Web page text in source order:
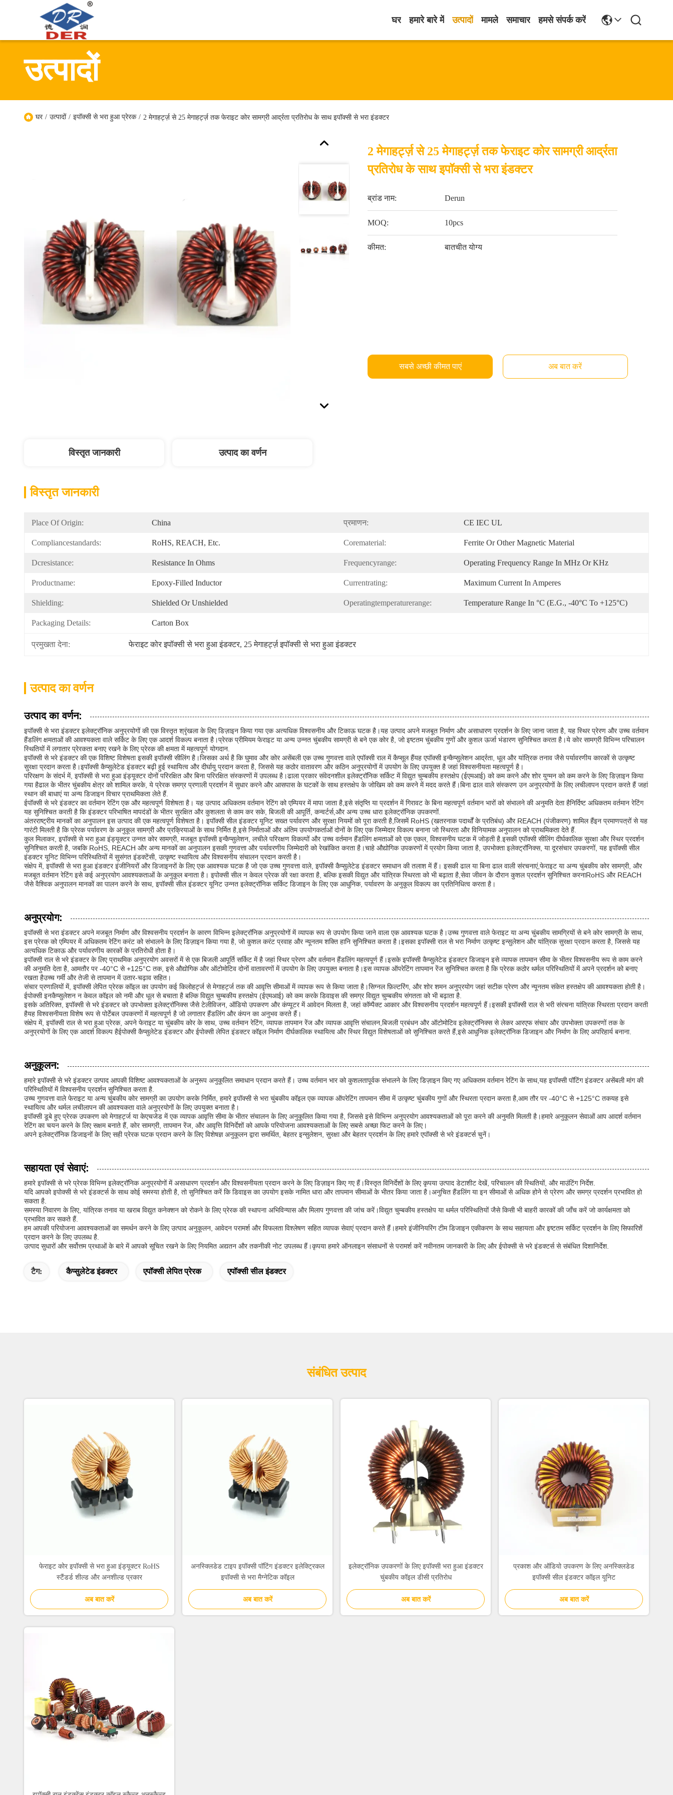
घर हमारे बारे में उत्पादों मामले समाचार हमसे संपर्क करें
उत्पादों
घर / उत्पादों / इपॉक्सी से भरा हुआ प्रेरक / 2 मेगाहर्ट्ज़ से 25 मेगाहर्ट्ज़ तक फेराइट कोर सामग्री आर्द्रता प्रतिरोध के साथ इपॉक्सी से भरा इंडक्टर
2 मेगाहर्ट्ज़ से 25 मेगाहर्ट्ज़ तक फेराइट कोर सामग्री आर्द्रता
प्रतिरोध के साथ इपॉक्सी से भरा इंडक्टर
ब्रांड नाम: Derun
MOQ: 10pcs
कीमत: बातचीत योग्य
सबसे अच्छी कीमत पाएं अब बात करें
विस्तृत जानकारी उत्पाद का वर्णन
विस्तृत जानकारी
Place Of Origin: China प्रमाणन: CE IEC UL
Compliancestandards: RoHS, REACH, Etc. Corematerial: Ferrite Or Other Magnetic Material
Dcresistance: Resistance In Ohms Frequencyrange: Operating Frequency Range In MHz Or KHz
Productname: Epoxy-Filled Inductor Currentrating: Maximum Current In Amperes
Shielding: Shielded Or Unshielded Operatingtemperaturerange: Temperature Range In °C (e.g., -40°C To +125°C)
Packaging Details: Carton Box
प्रमुखता देना: फेराइट कोर इपॉक्सी से भरा हुआ इंडक्टर, 25 मेगाहर्ट्ज़ इपॉक्सी से भरा हुआ इंडक्टर
उत्पाद का वर्णन
उत्पाद का वर्णन:
इपॉक्सी से भरा इंडक्टर इलेक्ट्रॉनिक अनुप्रयोगों की एक विस्तृत श्रृंखला के लिए डिज़ाइन किया गया एक अत्यधिक विश्वसनीय और टिकाऊ घटक है।यह उत्पाद अपने मजबूत निर्माण और असाधारण प्रदर्शन के लिए जाना जाता है, यह स्थिर प्रेरण और उच्च वर्तमान
हैंडलिंग क्षमताओं की आवश्यकता वाले सर्किट के लिए एक आदर्श विकल्प बनाता है।प्रेरक प्रीमियम फेराइट या अन्य उन्नत चुंबकीय सामग्री से बने एक कोर है, जो इष्टतम चुंबकीय गुणों और कुशल ऊर्जा भंडारण सुनिश्चित करता है।ये कोर सामग्री विभिन्न परिचालन
स्थितियों में लगातार प्रेरकता बनाए रखने के लिए प्रेरक की क्षमता में महत्वपूर्ण योगदान.
इपॉक्सी से भरे इंडक्टर की एक विशिष्ट विशेषता इसकी इपॉक्सी सीलिंग है।जिसका अर्थ है कि घुमाव और कोर असेंबली एक उच्च गुणवत्ता वाले एपॉक्सी राल में कैप्सूल हैंयह एपॉक्सी इन्कैप्सुलेशन आर्द्रता, धूल और यांत्रिक तनाव जैसे पर्यावरणीय कारकों से उत्कृष्ट
सुरक्षा प्रदान करता है।इपॉक्सी कैप्सुलेटेड इंडक्टर बढ़ी हुई स्थायित्व और दीर्घायु प्रदान करता है, जिससे यह कठोर वातावरण और कठिन अनुप्रयोगों में उपयोग के लिए उपयुक्त है जहां विश्वसनीयता महत्वपूर्ण है।
परिरक्षण के संदर्भ में, इपॉक्सी से भरा हुआ इंड्यूक्टर दोनों परिरक्षित और बिना परिरक्षित संस्करणों में उपलब्ध है।ढाला प्रकार संवेदनशील इलेक्ट्रॉनिक सर्किट में विद्युत चुम्बकीय हस्तक्षेप (ईएमआई) को कम करने और शोर युग्मन को कम करने के लिए डिज़ाइन किया
गया हैढाल के भीतर चुंबकीय क्षेत्र को शामिल करके, ये प्रेरक समग्र प्रणाली प्रदर्शन में सुधार करने और आसपास के घटकों के साथ हस्तक्षेप के जोखिम को कम करने में मदद करते हैं।बिना ढाल वाले संस्करण उन अनुप्रयोगों के लिए लचीलापन प्रदान करते हैं जहां
स्थान की बाधाएं या अन्य डिजाइन विचार प्राथमिकता लेते हैं.
ईपॉक्सी से भरे इंडक्टर का वर्तमान रेटिंग एक और महत्वपूर्ण विशेषता है। यह उत्पाद अधिकतम वर्तमान रेटिंग को एम्पियर में मापा जाता है,इसे संतृप्ति या प्रदर्शन में गिरावट के बिना महत्वपूर्ण वर्तमान भारों को संभालने की अनुमति देता हैनिर्दिष्ट अधिकतम वर्तमान रेटिंग
यह सुनिश्चित करती है कि इंडक्टर परिभाषित मापदंडों के भीतर सुरक्षित और कुशलता से काम कर सके, बिजली की आपूर्ति, कन्वर्टर्स,और अन्य उच्च धारा इलेक्ट्रॉनिक उपकरणों.
अंतरराष्ट्रीय मानकों का अनुपालन इस उत्पाद की एक महत्वपूर्ण विशेषता है। इपॉक्सी सील इंडक्टर यूनिट सख्त पर्यावरण और सुरक्षा नियमों को पूरा करती है,जिसमें RoHS (खतरनाक पदार्थों के प्रतिबंध) और REACH (पंजीकरण) शामिल हैंइन प्रमाणपत्रों से यह
गारंटी मिलती है कि प्रेरक पर्यावरण के अनुकूल सामग्री और प्रक्रियाओं के साथ निर्मित है,इसे निर्माताओं और अंतिम उपयोगकर्ताओं दोनों के लिए एक जिम्मेदार विकल्प बनाना जो स्थिरता और विनियामक अनुपालन को प्राथमिकता देते हैं.
कुल मिलाकर, इपॉक्सी से भरा हुआ इंड्यूक्टर उन्नत कोर सामग्री, मजबूत इपॉक्सी इन्कैप्सुलेशन, लचीले परिरक्षण विकल्पों और उच्च वर्तमान हैंडलिंग क्षमताओं को एक एकल, विश्वसनीय घटक में जोड़ती है.इसकी एपॉक्सी सीलिंग दीर्घकालिक सुरक्षा और स्थिर प्रदर्शन
सुनिश्चित करती है, जबकि RoHS, REACH और अन्य मानकों का अनुपालन इसकी गुणवत्ता और पर्यावरणीय जिम्मेदारी को रेखांकित करता है।चाहे औद्योगिक उपकरणों में प्रयोग किया जाता है, उपभोक्ता इलेक्ट्रॉनिक्स, या दूरसंचार उपकरणों, यह इपॉक्सी सील
इंडक्टर यूनिट विभिन्न परिस्थितियों में सुसंगत इंडक्टेंसी, उत्कृष्ट स्थायित्व और विश्वसनीय संचालन प्रदान करती है।
संक्षेप में, इपॉक्सी से भरा हुआ इंडक्टर इंजीनियरों और डिजाइनरों के लिए एक आवश्यक घटक है जो एक उच्च गुणवत्ता वाले, इपॉक्सी कैप्सुलेटेड इंडक्टर समाधान की तलाश में हैं। इसकी ढाल या बिना ढाल वाली संरचनाएं,फेराइट या अन्य चुंबकीय कोर सामग्री, और
मजबूत वर्तमान रेटिंग इसे कई अनुप्रयोग आवश्यकताओं के अनुकूल बनाता है। इपोक्सी सील न केवल प्रेरक की रक्षा करता है, बल्कि इसकी विद्युत और यांत्रिक स्थिरता को भी बढ़ाता है,सेवा जीवन के दौरान कुशल प्रदर्शन सुनिश्चित करनाRoHS और REACH
जैसे वैश्विक अनुपालन मानकों का पालन करने के साथ, इपॉक्सी सील इंडक्टर यूनिट उन्नत इलेक्ट्रॉनिक सर्किट डिजाइन के लिए एक आधुनिक, पर्यावरण के अनुकूल विकल्प का प्रतिनिधित्व करता है।
अनुप्रयोग:
इपॉक्सी से भरा इंडक्टर अपने मजबूत निर्माण और विश्वसनीय प्रदर्शन के कारण विभिन्न इलेक्ट्रॉनिक अनुप्रयोगों में व्यापक रूप से उपयोग किया जाने वाला एक आवश्यक घटक है।उच्च गुणवत्ता वाले फेराइट या अन्य चुंबकीय सामग्रियों से बने कोर सामग्री के साथ,
इस प्रेरक को एम्पियर में अधिकतम रेटिंग करंट को संभालने के लिए डिज़ाइन किया गया है, जो कुशल करंट प्रवाह और न्यूनतम शक्ति हानि सुनिश्चित करता है।इसका इपॉक्सी राल से भरा निर्माण उत्कृष्ट इन्सुलेशन और यांत्रिक सुरक्षा प्रदान करता है, जिससे यह
अत्यधिक टिकाऊ और पर्यावरणीय कारकों के प्रतिरोधी होता है।
इपॉक्सी राल से भरे इंडक्टर के लिए प्राथमिक अनुप्रयोग अवसरों में से एक बिजली आपूर्ति सर्किट में है जहां स्थिर प्रेरण और वर्तमान हैंडलिंग महत्वपूर्ण हैं।इसके इपॉक्सी कैप्सुलेटेड इंडक्टर डिजाइन इसे व्यापक तापमान सीमा के भीतर विश्वसनीय रूप से काम करने
की अनुमति देता है, आमतौर पर -40°C से +125°C तक, इसे औद्योगिक और ऑटोमोटिव दोनों वातावरणों में उपयोग के लिए उपयुक्त बनाता है।इस व्यापक ऑपरेटिंग तापमान रेंज सुनिश्चित करता है कि प्रेरक कठोर थर्मल परिस्थितियों में अपने प्रदर्शन को बनाए
रखता हैउच्च गर्मी और तेजी से तापमान में उतार-चढ़ाव सहित।
संचार प्रणालियों में, इपॉक्सी लेपित प्रेरक कॉइल का उपयोग कई किलोहर्ट्ज से मेगाहर्ट्ज तक की आवृत्ति सीमाओं में व्यापक रूप से किया जाता है।सिग्नल फ़िल्टरिंग, और शोर शमन अनुप्रयोग जहां सटीक प्रेरण और न्यूनतम संकेत हस्तक्षेप की आवश्यकता होती है।
ईपोक्सी इनकैप्सुलेशन न केवल कॉइल को नमी और धूल से बचाता है बल्कि विद्युत चुम्बकीय हस्तक्षेप (ईएमआई) को कम करके डिवाइस की समग्र विद्युत चुम्बकीय संगतता को भी बढ़ाता है.
इसके अतिरिक्त, इपॉक्सी से भरे इंडक्टर को उपभोक्ता इलेक्ट्रॉनिक्स जैसे टेलीविजन, ऑडियो उपकरण और कंप्यूटर में आवेदन मिलता है, जहां कॉम्पैक्ट आकार और विश्वसनीय प्रदर्शन महत्वपूर्ण हैं।इसकी इपॉक्सी राल से भरी संरचना यांत्रिक स्थिरता प्रदान करती
हैयह विश्वसनीयता विशेष रूप से पोर्टेबल उपकरणों में महत्वपूर्ण है जो लगातार हैंडलिंग और कंपन का अनुभव करते हैं।
संक्षेप में, इपॉक्सी राल से भरा हुआ प्रेरक, अपने फेराइट या चुंबकीय कोर के साथ, उच्च वर्तमान रेटिंग, व्यापक तापमान रेंज और व्यापक आवृत्ति संचालन,बिजली प्रबंधन और ऑटोमोटिव इलेक्ट्रॉनिक्स से लेकर आरएफ संचार और उपभोक्ता उपकरणों तक के
अनुप्रयोगों के लिए एक आदर्श विकल्प हैईपोक्सी कैप्सुलेटेड इंडक्टर और ईपोक्सी लेपित इंडक्टर कॉइल निर्माण दीर्घकालिक स्थायित्व और स्थिर विद्युत विशेषताओं को सुनिश्चित करते हैं,इसे आधुनिक इलेक्ट्रॉनिक डिजाइन और निर्माण के लिए अपरिहार्य बनाना.
अनुकूलन:
हमारे इपॉक्सी से भरे इंडक्टर उत्पाद आपकी विशिष्ट आवश्यकताओं के अनुरूप अनुकूलित समाधान प्रदान करते हैं। उच्च वर्तमान भार को कुशलतापूर्वक संभालने के लिए डिज़ाइन किए गए अधिकतम वर्तमान रेटिंग के साथ,यह इपॉक्सी पॉटिंग इंडक्टर असेंबली मांग की
परिस्थितियों में विश्वसनीय प्रदर्शन सुनिश्चित करता है.
उच्च गुणवत्ता वाले फेराइट या अन्य चुंबकीय कोर सामग्री का उपयोग करके निर्मित, हमारे इपॉक्सी से भरा चुंबकीय कॉइल एक व्यापक ऑपरेटिंग तापमान सीमा में उत्कृष्ट चुंबकीय गुणों और स्थिरता प्रदान करता है,आम तौर पर -40°C से +125°C तकयह इसे
स्थायित्व और थर्मल लचीलापन की आवश्यकता वाले अनुप्रयोगों के लिए उपयुक्त बनाता है।
इपॉक्सी डूबे हुए प्रेरक उपकरण को मेगाहर्ट्ज या केएचजेड में एक व्यापक आवृत्ति सीमा के भीतर संचालन के लिए अनुकूलित किया गया है, जिससे इसे विभिन्न अनुप्रयोग आवश्यकताओं को पूरा करने की अनुमति मिलती है।हमारे अनुकूलन सेवाओं आप आदर्श वर्तमान
रेटिंग का चयन करने के लिए सक्षम बनाते हैं, कोर सामग्री, तापमान रेंज, और आवृत्ति विनिर्देशों को आपके परियोजना आवश्यकताओं के लिए सबसे अच्छा फिट करने के लिए।
अपने इलेक्ट्रॉनिक डिजाइनों के लिए सही प्रेरक घटक प्रदान करने के लिए विशेषज्ञ अनुकूलन द्वारा समर्थित, बेहतर इन्सुलेशन, सुरक्षा और बेहतर प्रदर्शन के लिए हमारे एपॉक्सी से भरे इंडक्टर्स चुनें।
सहायता एवं सेवाएं:
हमारे इपॉक्सी से भरे प्रेरक विभिन्न इलेक्ट्रॉनिक अनुप्रयोगों में असाधारण प्रदर्शन और विश्वसनीयता प्रदान करने के लिए डिज़ाइन किए गए हैं।विस्तृत विनिर्देशों के लिए कृपया उत्पाद डेटाशीट देखें, परिचालन की स्थितियों, और माउंटिंग निर्देश.
यदि आपको इपोक्सी से भरे इंडक्टर्स के साथ कोई समस्या होती है, तो सुनिश्चित करें कि डिवाइस का उपयोग इसके नामित धारा और तापमान सीमाओं के भीतर किया जाता है।अनुचित हैंडलिंग या इन सीमाओं से अधिक होने से प्रेरण और समग्र प्रदर्शन प्रभावित हो
सकता है.
समस्या निवारण के लिए, यांत्रिक तनाव या खराब विद्युत कनेक्शन को रोकने के लिए प्रेरक की स्थापना अभिविन्यास और मिलाप गुणवत्ता की जांच करें।विद्युत चुम्बकीय हस्तक्षेप या थर्मल परिस्थितियों जैसे किसी भी बाहरी कारकों की जाँच करें जो कार्यक्षमता को
प्रभावित कर सकते हैं.
हम आपकी परियोजना आवश्यकताओं का समर्थन करने के लिए उत्पाद अनुकूलन, आवेदन परामर्श और विफलता विश्लेषण सहित व्यापक सेवाएं प्रदान करते हैं।हमारे इंजीनियरिंग टीम डिजाइन एकीकरण के साथ सहायता और इष्टतम सर्किट प्रदर्शन के लिए सिफारिशें
प्रदान करने के लिए उपलब्ध है.
उत्पाद सुधारों और सर्वोत्तम प्रथाओं के बारे में आपको सूचित रखने के लिए नियमित अद्यतन और तकनीकी नोट उपलब्ध हैं।कृपया हमारे ऑनलाइन संसाधनों से परामर्श करें नवीनतम जानकारी के लिए और ईपोक्सी से भरे इंडक्टर्स से संबंधित दिशानिर्देश.
टैग: कैप्सुलेटेड इंडक्टर एपॉक्सी लेपित प्रेरक एपॉक्सी सील इंडक्टर
संबंधित उत्पाद
फेराइट कोर इपॉक्सी से भरा हुआ इंड्यूक्टर RoHS
स्टैंडर्ड शील्ड और अनशील्ड प्रकार
अब बात करें
अनस्क्लिडेड टाइप इपॉक्सी पॉटिंग इंडक्टर इलेक्ट्रिकल
इपॉक्सी से भरा मैग्नेटिक कॉइल
अब बात करें
इलेक्ट्रॉनिक उपकरणों के लिए इपॉक्सी भरा हुआ इंडक्टर
चुंबकीय कॉइल डीसी प्रतिरोध
अब बात करें
प्रकाश और ऑडियो उपकरण के लिए अनस्क्लिडेड
इपॉक्सी सील इंडक्टर कॉइल यूनिट
अब बात करें